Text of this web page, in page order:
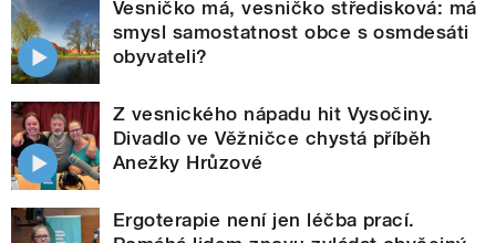
Vesničko má, vesničko středisková: má
smysl samostatnost obce s osmdesáti
obyvateli?
Z vesnického nápadu hit Vysočiny.
Divadlo ve Věžničce chystá příběh
Anežky Hrůzové
Ergoterapie není jen léčba prací.